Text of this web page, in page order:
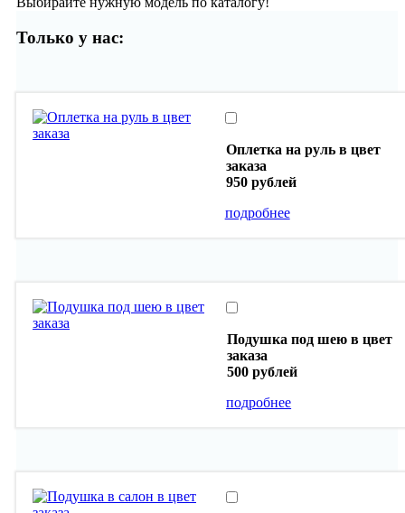
Только у нас:
Оплетка на руль в цвет
заказа
950 рублей
подробнее
Подушка под шею в цвет
заказа
500 рублей
подробнее